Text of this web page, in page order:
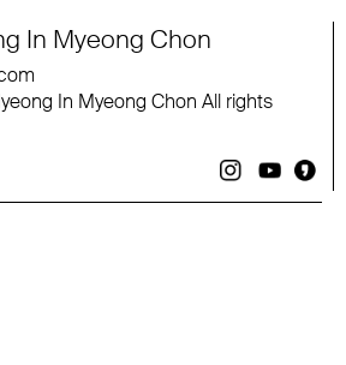
맛으로 즐거운 식사를 완성하게
4월 19일
In Myeong Chon
In Myeong Chon All rights